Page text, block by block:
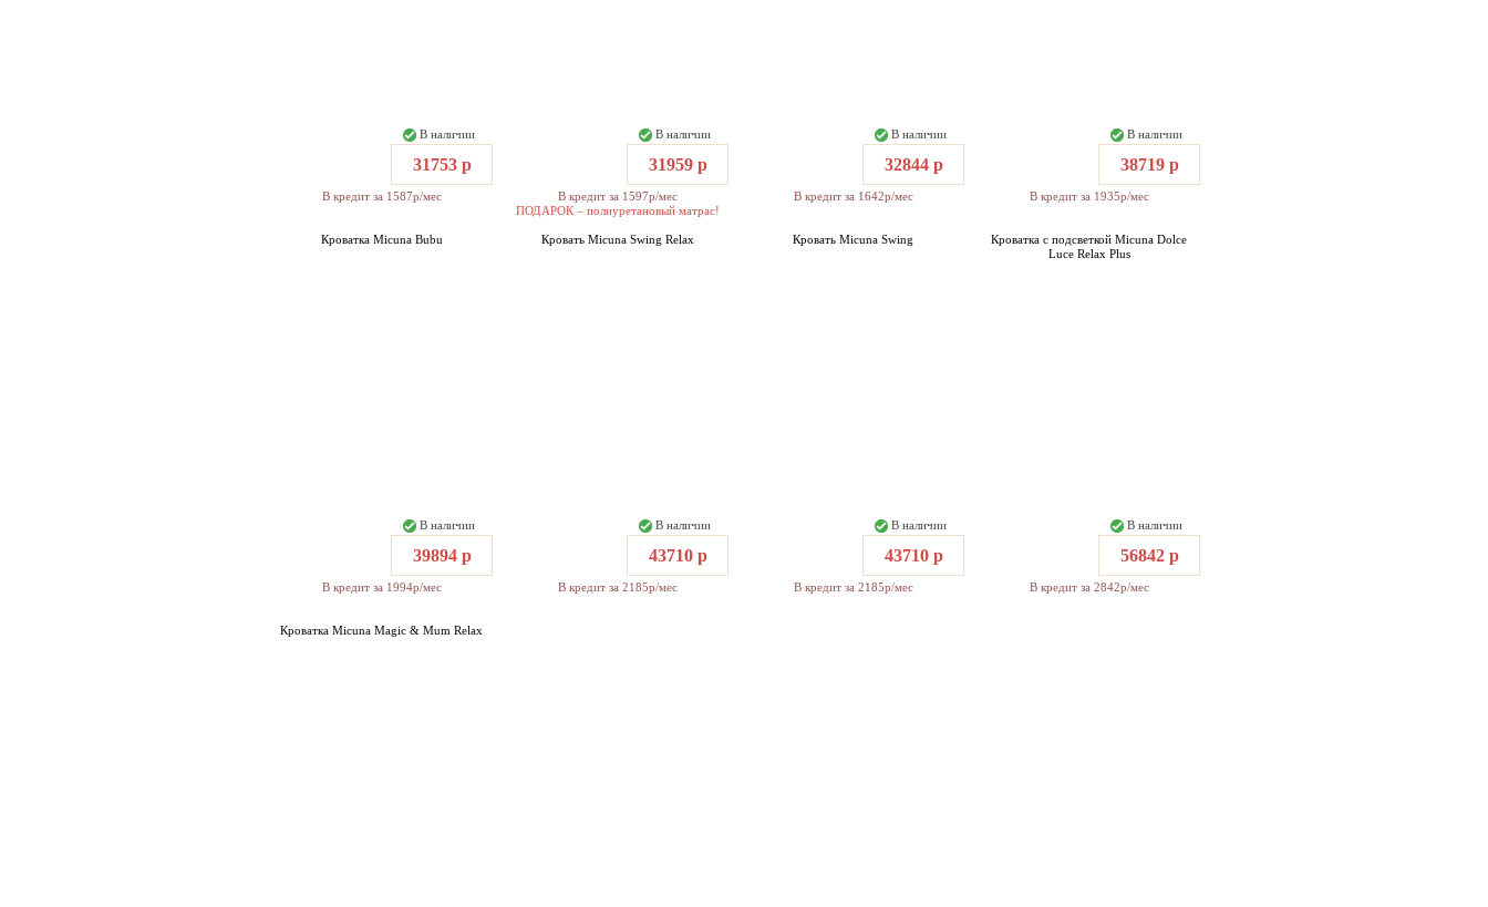
В наличии
31753 р
В кредит за 1587р/мес
В наличии
31959 р
В кредит за 1597р/мес
ПОДАРОК – полиуретановый матрас!
В наличии
32844 р
В кредит за 1642р/мес
В наличии
38719 р
В кредит за 1935р/мес
Кроватка Micuna Bubu
В наличии
39894 р
В кредит за 1994р/мес
Кровать Micuna Swing Relax
В наличии
43710 р
В кредит за 2185р/мес
Кровать Micuna Swing
В наличии
43710 р
В кредит за 2185р/мес
Кроватка с подсветкой Micuna Dolce
Luce Relax Plus
В наличии
56842 р
В кредит за 2842р/мес
Кроватка Micuna Magic & Mum Relax